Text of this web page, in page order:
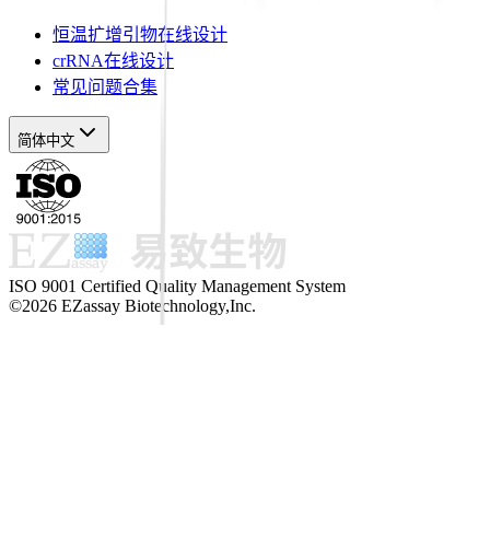
恒温扩增引物在线设计
crRNA在线设计
常见问题合集
简体中文
ISO 9001 Certified Quality Management System
©2026 EZassay Biotechnology,Inc.